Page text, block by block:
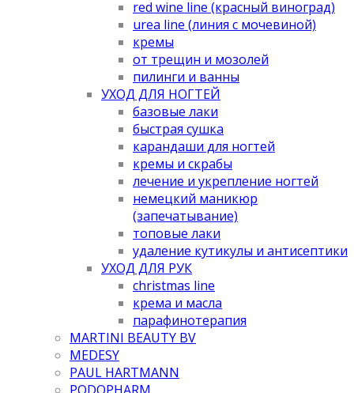
red wine line (красный виноград)
urea line (линия с мочевиной)
кремы
от трещин и мозолей
пилинги и ванны
УХОД ДЛЯ НОГТЕЙ
базовые лаки
быстрая сушка
карандаши для ногтей
кремы и скрабы
лечение и укрепление ногтей
немецкий маникюр
(запечатывание)
топовые лаки
удаление кутикулы и антисептики
УХОД ДЛЯ РУК
christmas line
крема и масла
парафинотерапия
MARTINI BEAUTY BV
MEDESY
PAUL HARTMANN